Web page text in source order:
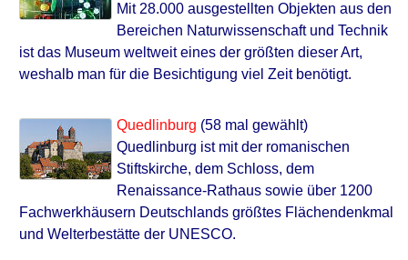
Mit 28.000 ausgestellten Objekten aus den
Bereichen Naturwissenschaft und Technik
ist das Museum weltweit eines der größten dieser Art,
weshalb man für die Besichtigung viel Zeit benötigt.
Quedlinburg (58 mal gewählt)
Quedlinburg ist mit der romanischen
Stiftskirche, dem Schloss, dem
Renaissance-Rathaus sowie über 1200
Fachwerkhäusern Deutschlands größtes Flächendenkmal
und Welterbestätte der UNESCO.